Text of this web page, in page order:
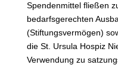
Spendenmittel fließen
bedarfsgerechten
(Stiftungsvermögen)
die St. Ursula Hospiz
Verwendung zu